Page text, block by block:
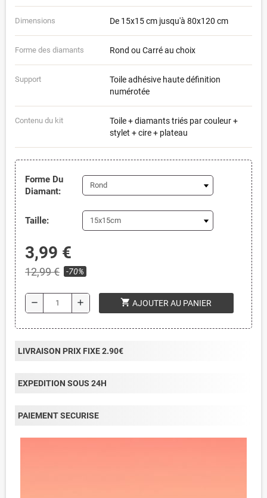
Dimensions De 15x15 cm jusqu'à 80x120 cm
Forme des diamants Rond ou Carré au choix
Support
Toile adhésive haute définition
numérotée
Contenu du kit
Toile + diamants triés par couleur +
stylet + cire + plateau
Forme Du
Diamant:
Taille:
3,99 €
12,99 € -70%
remove add shopping_cart AJOUTER AU PANIER
LIVRAISON PRIX FIXE 2.90€
EXPEDITION SOUS 24H
PAIEMENT SECURISE